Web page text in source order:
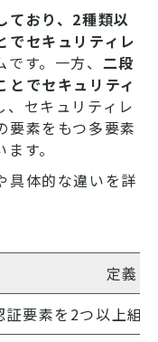
ており、2種類以
でセキュリティレ
です。一方、 二段
とでセキュリティ
、セキュリティレ
要素をもつ多要素
す。
具体的な違いを詳
定義
証要素を2つ以上組